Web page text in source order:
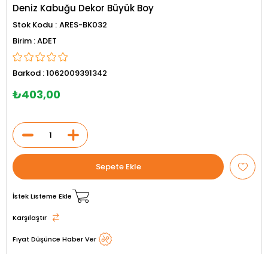
Deniz Kabuğu Dekor Büyük Boy
Stok Kodu ARES-BK032
ADET
Barkod :1062009391342
₺403,00
İstek Listeme Ekle
Karşılaştır
Fiyat Düşünce Haber Ver